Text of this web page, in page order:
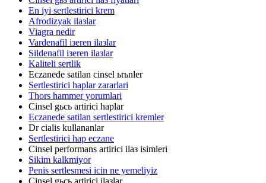
En iyi sertlestirici krem
Afrodizyak ilaзlar
Viagra nedir
Vardenafil iзeren ilaзlar
Sildenafil iзeren ilaзlar
Kaliteli sertlik
Eczanede satilan cinsel ьrьnler
Sertlestirici haplar zararlari
Thors hammer yorumlari
Cinsel gьcь artirici haplar
Eczanede satilan sertlestirici kremler
Dr cialis kullananlar
Sertlestirici hap eczane
Cinsel performans artirici ilaз isimleri
Sikim kalkmiyor
Penis sertlesmesi icin ne yemeliyiz
Cinsel gьcь artirici ilaзlar